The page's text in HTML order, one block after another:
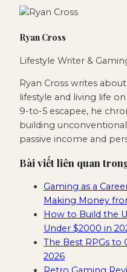
Ryan Cross
Lifestyle Writer &
Ryan Cross writes
lifestyle and living life
9-to-5 escapee, he
building
passive income and
Bài viết liên quan
Gaming as a
Making Money
How to Build the
Under $2000 in
The Best RPGs to
2026